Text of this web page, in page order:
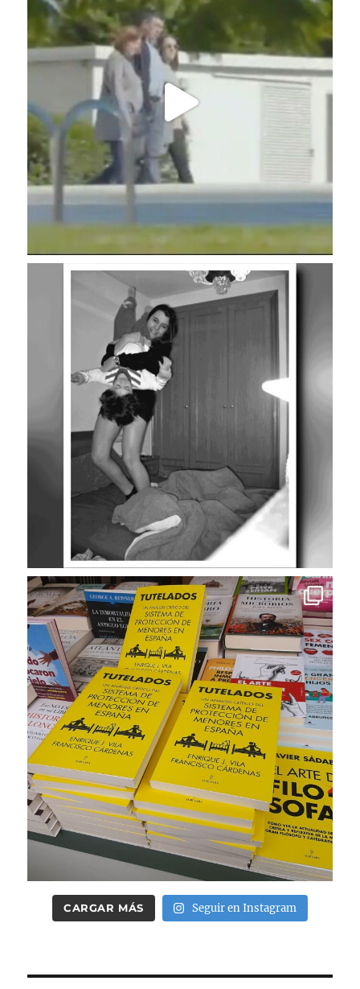
CARGAR MÁS Seguir en Instagram